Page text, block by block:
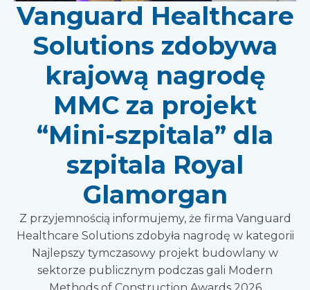
Vanguard Healthcare
Solutions zdobywa
krajową nagrodę
MMC za projekt
“Mini-szpitala” dla
szpitala Royal
Glamorgan
Z przyjemnością informujemy, że firma Vanguard
Healthcare Solutions zdobyła nagrodę w kategorii
Najlepszy tymczasowy projekt budowlany w
sektorze publicznym podczas gali Modern